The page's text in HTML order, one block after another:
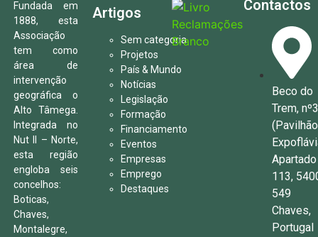
Fundada em
1888, esta
Associação
tem como
área de
intervenção
geográfica o
Alto Tâmega.
Integrada no
Nut II – Norte,
esta região
engloba seis
concelhos:
Boticas,
Chaves,
Montalegre,
Artigos
Sem categoria
Projetos
País & Mundo
Notícias
Legislação
Formação
Financiamento
Eventos
Empresas
Emprego
Destaques
Contactos
Beco do
Trem,
(Pavilhão
Apartado
113,
549
Chaves,
Portugal